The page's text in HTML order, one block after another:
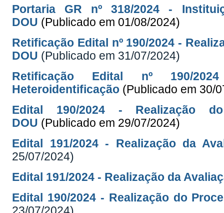
Portaria GR nº 318/2024 -
DOU (Publicado em 01/08/2024)
Retificação Edital nº 190/2024 -
DOU (Publicado em 31/07/2024)
Retificação Edital nº 190/
Heteroidentificação (Publicado em 30/
Edital 190/2024 - Realização
DOU (Publicado em 29/07/2024)
Edital 191/2024 - Realização da
25/07/2024)
Edital 191/2024 - Realização da
Edital 190/2024 - Realização do